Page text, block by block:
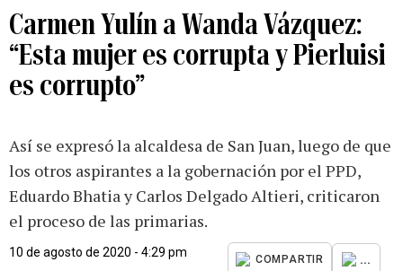
Carmen Yulín a Wanda Vázquez:
“Esta mujer es corrupta y Pierluisi
es corrupto”
Así se expresó la alcaldesa de San Juan, luego de que
los otros aspirantes a la gobernación por el PPD,
Eduardo Bhatia y Carlos Delgado Altieri, criticaron
el proceso de las primarias.
10 de agosto de 2020 - 4:29 pm
COMPARTIR ...